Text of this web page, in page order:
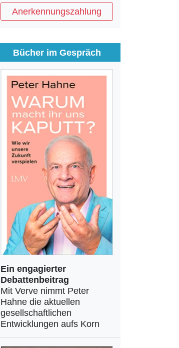
Anerkennungszahlung
Bücher im Gespräch
Ein engagierter
Debattenbeitrag
Mit Verve nimmt Peter
Hahne die aktuellen
gesellschaftlichen
Entwicklungen aufs Korn